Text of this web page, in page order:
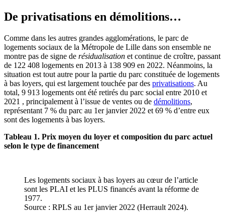
De privatisations en démolitions…
Comme dans les autres grandes agglomérations, le parc de
logements sociaux de la Métropole de Lille dans son ensemble ne
montre pas de signe de résidualisation et continue de croître, passant
de 122 408 logements en 2013 à 138 909 en 2022. Néanmoins, la
situation est tout autre pour la partie du parc constituée de logements
à bas loyers, qui est largement touchée par des privatisations. Au
total, 9 913 logements ont été retirés du parc social entre 2010 et
2021 , principalement à l’issue de ventes ou de démolitions,
représentant 7 % du parc au 1er janvier 2022 et 69 % d’entre eux
sont des logements à bas loyers.
Tableau 1. Prix moyen du loyer et composition du parc actuel
selon le type de financement
Les logements sociaux à bas loyers au cœur de l’article
sont les PLAI et les PLUS financés avant la réforme de
1977.
Source : RPLS au 1er janvier 2022 (Herrault 2024).